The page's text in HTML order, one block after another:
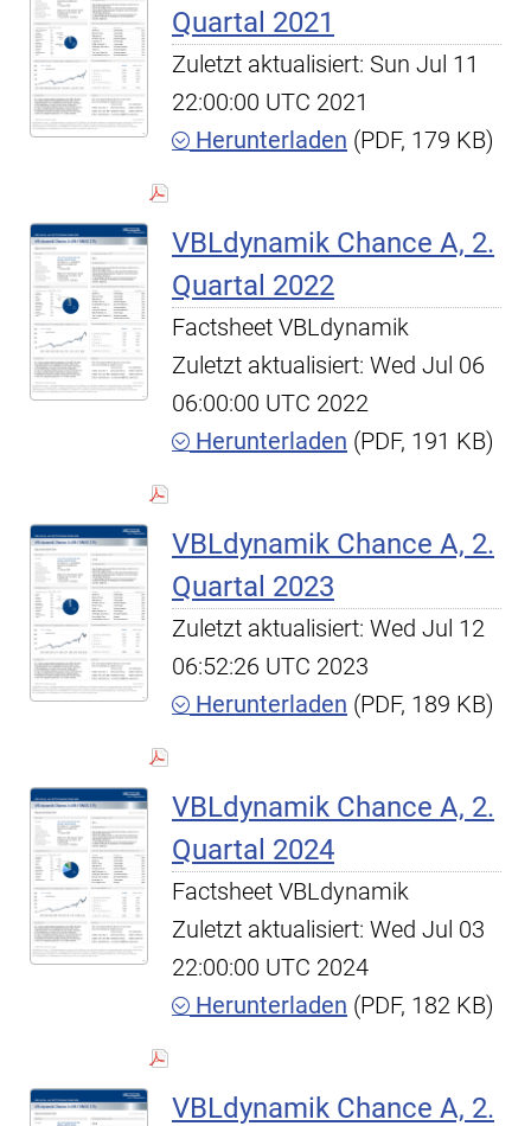
Quartal 2021
Zuletzt aktualisiert: Sun Jul 11
22:00:00 UTC 2021
Herunterladen (PDF, 179 KB)
VBLdynamik Chance A, 2.
Quartal 2022
Factsheet VBLdynamik
Zuletzt aktualisiert: Wed Jul 06
06:00:00 UTC 2022
Herunterladen (PDF, 191 KB)
VBLdynamik Chance A, 2.
Quartal 2023
Zuletzt aktualisiert: Wed Jul 12
06:52:26 UTC 2023
Herunterladen (PDF, 189 KB)
VBLdynamik Chance A, 2.
Quartal 2024
Factsheet VBLdynamik
Zuletzt aktualisiert: Wed Jul 03
22:00:00 UTC 2024
Herunterladen (PDF, 182 KB)
VBLdynamik Chance A, 2.